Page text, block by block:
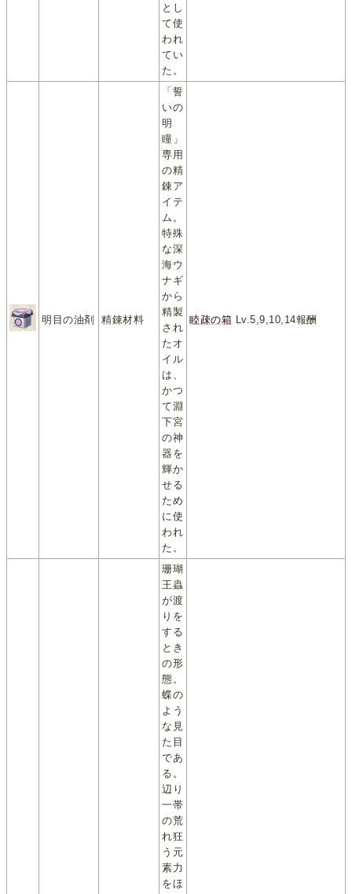
とし
て使
われ
てい
た。
明目の油剤 精錬材料
「誓
いの
明
瞳」
専用
の精
錬ア
イテ
ム。
特殊
な深
海ウ
ナギ
から
精製
され
たオ
イル
は、
かつ
て淵
下宮
の神
器を
輝か
せる
ため
に使
われ
た。
睦疎の箱 Lv.5,9,10,14報酬
珊瑚
王蟲
が渡
りを
する
とき
の形
態。
蝶の
よう
な見
た目
であ
る。
辺り
一帯
の荒
れ狂
う元
素力
をほ